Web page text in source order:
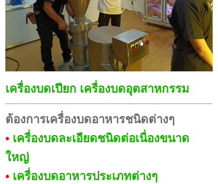
เครื่องบดเปียก เครื่องบดอุตสาหกรรม
ต้องการเครื่องบดอาหารชนิดต่างๆ
• เครื่องบดละเอียดชนิดต่อเนื่องขนาด
ใหญ่
• เครื่องบดอาหารประเภทต่างๆ